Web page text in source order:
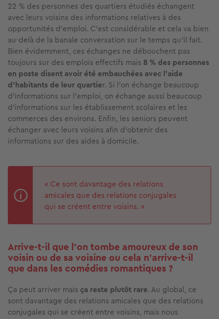
22 % des personnes des quartiers étudiés échangent
avec leurs voisins des informations relatives à des
opportunités d’emploi. C’est considérable et cela va bien
au-delà de la banale conversation sur le temps qu’il fait.
Bien évidemment, ces échanges ne débouchent pas
toujours sur des emplois effectifs mais 8 % des personnes
en poste disent avoir été embauchées avec l’aide
d’habitants de leur quartier. Si l’on échange beaucoup
d’informations sur l’emploi, on échange aussi beaucoup
d’informations sur les établissement scolaires et les
commerces des environs. Enfin, les seniors peuvent
échanger avec leurs voisins afin d’obtenir des
informations sur des aides à domicile.
« Ce sont davantage des relations
amicales que des relations conjugales
qui se créent entre voisins. »
Arrive-t-il que l’on tombe amoureux de son
voisin ou de sa voisine ou cela n’arrive-t-il
que dans les comédies romantiques ?
Ça peut arriver mais ça reste plutôt rare. Au global, ce
sont davantage des relations amicales que des relations
conjugales qui se créent entre voisins, mais nous